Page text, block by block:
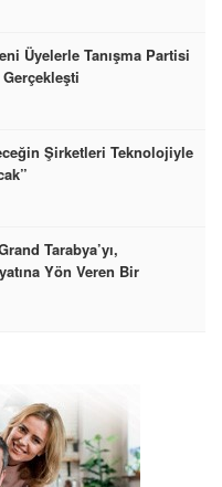
Üyelerle Tanışma Partisi
Gerçekleşti
Şirketleri Teknolojiyle
Tarabya’yı,
Yön Veren Bir